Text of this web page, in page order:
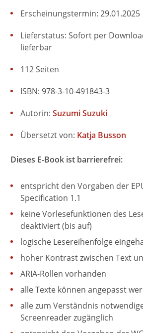
Übersetzt von: Katja Busson
Erscheinungstermin: 29.01.2025
Lieferstatus: Sofort per
lieferbar
ISBN: 978-3-10-491843-3
112 Seiten
Autorin: Suzumi Suzuki
Dieses E-Book ist barrierefrei:
entspricht den Vorgaben der
Specification 1.1
keine Vorlesefunktionen des
deaktiviert (bis auf)
logische Lesereihenfolge
hoher Kontrast zwischen Text
ARIA-Rollen vorhanden
alle Texte können angepasst
alle zum Verständnis
Screenreader zugänglich